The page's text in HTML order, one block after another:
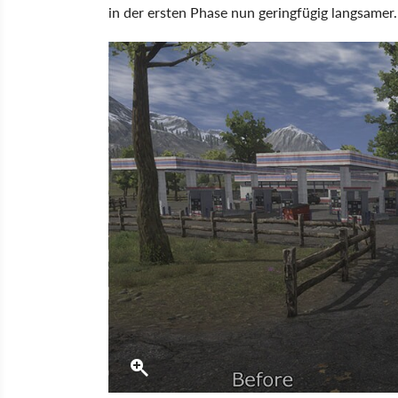
in der ersten Phase nun geringfügig langsamer.